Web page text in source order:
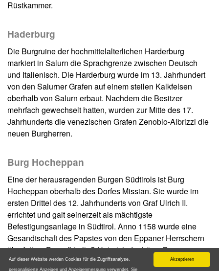
Rüstkammer.
Haderburg
Die Burgruine der hochmittelalterlichen Harderburg
markiert in Salurn die Sprachgrenze zwischen Deutsch
und Italienisch. Die Harderburg wurde im 13. Jahrhundert
von den Salurner Grafen auf einem steilen Kalkfelsen
oberhalb von Salurn erbaut. Nachdem die Besitzer
mehrfach gewechselt hatten, wurden zur Mitte des 17.
Jahrhunderts die venezischen Grafen Zenobio-Albrizzi die
neuen Burgherren.
Burg Hocheppan
Eine der herausragenden Burgen Südtirols ist Burg
Hocheppan oberhalb des Dorfes Missian. Sie wurde im
ersten Drittel des 12. Jahrhunderts von Graf Ulrich II.
errichtet und galt seinerzeit als mächtigste
Befestigungsanlage in Südtirol. Anno 1158 wurde eine
Gesandtschaft des Papstes von den Eppaner Herrschern
überfallen. Daraufhin ließ Heinrich der Löwe Burg
Hocheppan zerstören. Die Burg wurde wiederaufgebaut
Akzeptieren
Auf dieser Website werden Cookies für die Zugriffsanalyse,
personalisierte Anzeigen und Anzeigenmessung verwendet. Sie